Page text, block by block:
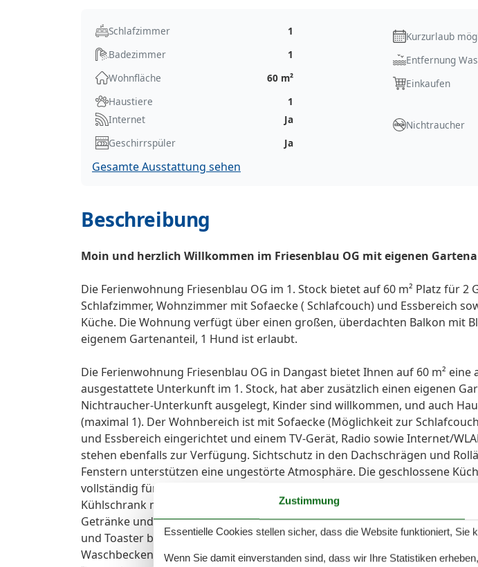
Schlafzimmer
1
Badezimmer
1
Wohnfläche
60 m²
Haustiere
1
Kurzurlaub
Entfernung
Einkaufen
Internet
Ja
Geschirrspüler
Ja
Nichtraucher
Gesamte Ausstattung sehen
Beschreibung
Moin und herzlich Willkommen im Friesenblau OG mit eigenen
Die Ferienwohnung Friesenblau OG im 1. Stock bietet auf 60 m² Platz für 2
Schlafzimmer, Wohnzimmer mit Sofaecke ( Schlafcouch) und Essbereich
Küche. Die Wohnung verfügt über einen großen, überdachten Balkon mit
eigenem Gartenanteil, 1 Hund ist erlaubt.
Die Ferienwohnung Friesenblau OG in Dangast bietet Ihnen auf 60 m² eine
ausgestattete Unterkunft im 1. Stock, hat aber zusätzlich einen eigenen
Nichtraucher-Unterkunft ausgelegt, Kinder sind willkommen, und auch
(maximal 1). Der Wohnbereich ist mit Sofaecke (Möglichkeit zur
und Essbereich eingerichtet und einem TV-Gerät, Radio sowie Internet/
stehen ebenfalls zur Verfügung. Sichtschutz in den Dachschrägen und
Fenstern unterstützen eine ungestörte Atmosphäre. Die geschlossene
vollständig für die Selbstversorgung ausgestattet: Ceran-Herd, Backofen
Kühlschrank mit Gefrierfach, Spülmaschine sowie Küchenutensilien,
Getränke und kleinen Pausen stehen Kaffeemaschine, Senseo-
und Toaster bereit. Im Badezimmer erwarten Sie Dusche mit Wanne,
Waschbecken, Spiegel, warmes Wasser, Fenster sowie ein Haartrockner.
Zustimmung
Essentielle Cookies stellen sicher, dass die Website funktioniert, Sie
Wenn Sie damit einverstanden sind, dass wir Ihre Statistiken